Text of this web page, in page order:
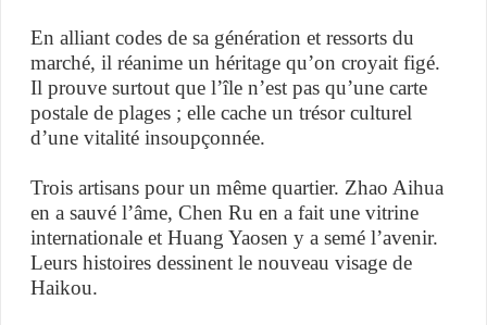
En alliant codes de sa génération et ressorts du
marché, il réanime un héritage qu’on croyait figé.
Il prouve surtout que l’île n’est pas qu’une carte
postale de plages ; elle cache un trésor culturel
d’une vitalité insoupçonnée.
Trois artisans pour un même quartier. Zhao Aihua
en a sauvé l’âme, Chen Ru en a fait une vitrine
internationale et Huang Yaosen y a semé l’avenir.
Leurs histoires dessinent le nouveau visage de
Haikou.